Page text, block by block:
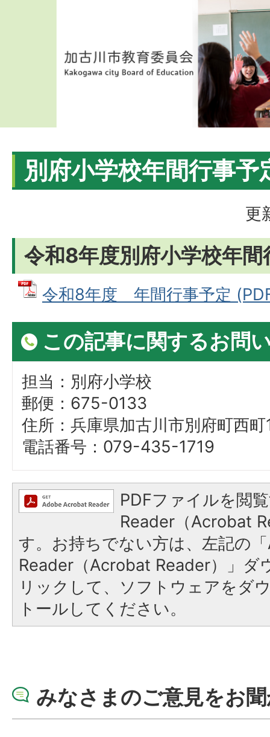
別府小学校年間行事予
更
令和8年度別府小学校年間
令和8年度 年間行事予定
この記事に関するお問
担当：別府小学校
郵便：675-0133
住所：兵庫県加古川市別府町西町
電話番号：079-435-1719
PDFファイルを閲
Reader（Acrobat
す。お持ちでない方は、左記の
Reader（Acrobat Reader）」ダ
リックして、ソフトウェアをダ
トールしてください。
みなさまのご意見をお